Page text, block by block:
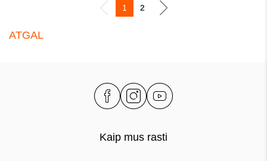
1 2
ATGAL
Kaip mus rasti